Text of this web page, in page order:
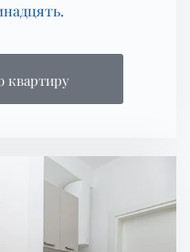
квартиру